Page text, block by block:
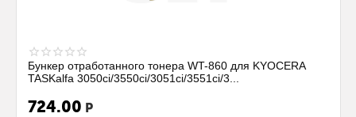
Бункер отработанного тонера WT-860 для KYOCERA
TASKalfa 3050ci/3550ci/3051ci/3551ci/3...
724.00 Р